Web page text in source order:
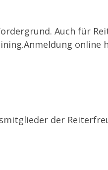
Auch für
online
der